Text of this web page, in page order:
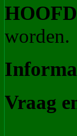
worden.
Vraag